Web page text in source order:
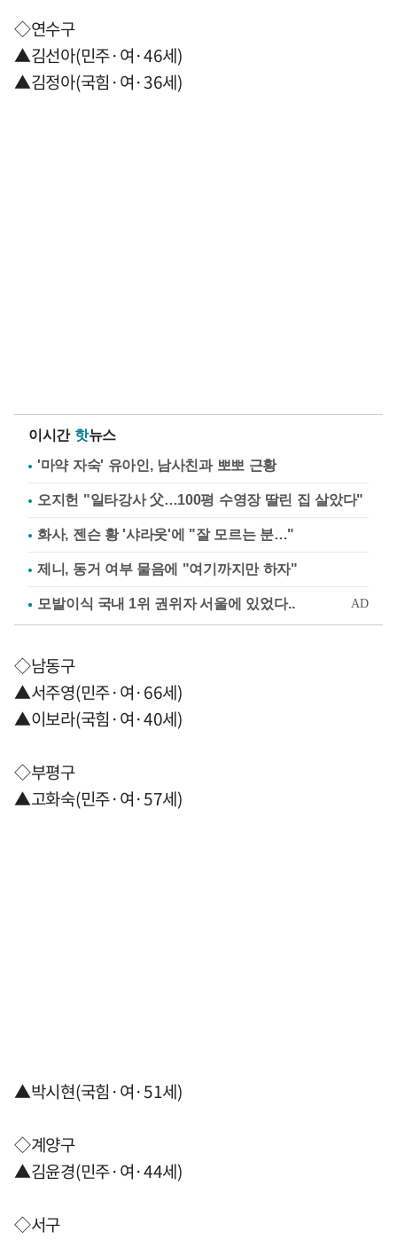
◇연수구
▲김선아(민주·여·46세)
▲김정아(국힘·여·36세)
이시간 핫뉴스
'마약 자숙' 유아인, 남사친과 뽀뽀 근황
오지헌 "일타강사 父…100평 수영장 딸린 집 살았다"
화사, 젠슨 황 '샤라웃'에 "잘 모르는 분…"
제니, 동거 여부 물음에 "여기까지만 하자"
◇남동구
▲서주영(민주·여·66세)
▲이보라(국힘·여·40세)
◇부평구
▲고화숙(민주·여·57세)
▲박시현(국힘·여·51세)
◇계양구
▲김윤경(민주·여·44세)
◇서구